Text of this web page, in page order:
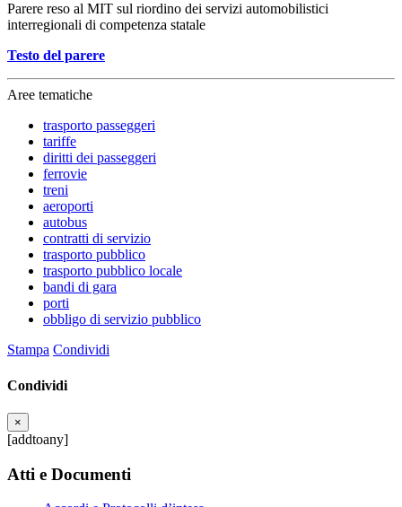
Parere reso al MIT sul riordino dei servizi automobilistici
interregionali di competenza statale
Testo del parere
Aree tematiche
trasporto passeggeri
tariffe
diritti dei passeggeri
ferrovie
treni
aeroporti
autobus
contratti di servizio
trasporto pubblico
trasporto pubblico locale
bandi di gara
porti
obbligo di servizio pubblico
Stampa Condividi
Condividi
×
[addtoany]
Atti e Documenti